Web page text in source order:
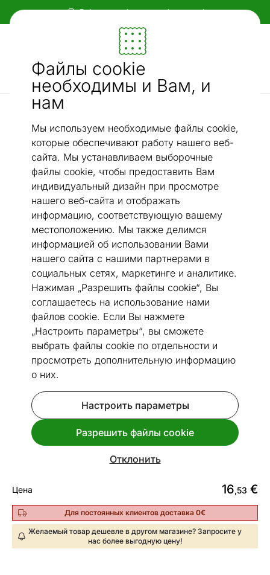
Файлы cookie
необходимы и Вам, и
нам
Мы используем необходимые файлы cookie,
которые обеспечивают работу нашего веб-
сайта. Мы устанавливаем выборочные
файлы cookie, чтобы предоставить Вам
индивидуальный дизайн при просмотре
нашего веб-сайта и отображать
информацию, соответствующую вашему
местоположению. Мы также делимся
информацией об использовании Вами
нашего сайта с нашими партнерами в
социальных сетях, маркетинге и аналитике.
Нажимая „Разрешить файлы cookie“, Вы
соглашаетесь на использование нами
файлов cookie. Если Вы нажмете
„Настроить параметры“, вы сможете
выбрать файлы cookie по отдельности и
просмотреть дополнительную информацию
о них.
Настроить параметры
Разрешить файлы cookie
Отклонить
Гибкие и удобные способы оплаты!
Мебель и убранство - ON24
Ищи...
Сковородки
Перейти к слайду 1
Перейти к слайду 2
Перейти к слайду 3
Посмотреть похожие
Сковорода Lamart Natur Ø 24 см
LT1243
Код 485485
Срок доставки между 13.08 - 20.08
Цена 16,53 €
Для постоянных клиентов доставка 0€
Желаемый товар дешевле в другом магазине? Запросите у
нас более выгодную цену!